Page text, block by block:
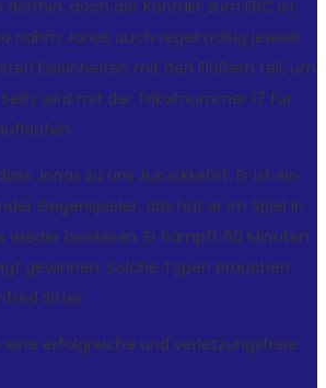
doch der Kontakt zum ERC ist
nahm Jonas auch regelmäßig jeweils
Eiseinheiten mit den Flößern teil, um
wird mit der Trikotnummer 17 für
Jonas zu uns zurückkehrt. Er ist ein
Gegenspieler, das hat er im Spiel in
wieder bewiesen. Er kämpft 60 Minuten
gewinnen. Solche Typen brauchen
Sitter.
eine erfolgreiche und verletzungsfreie